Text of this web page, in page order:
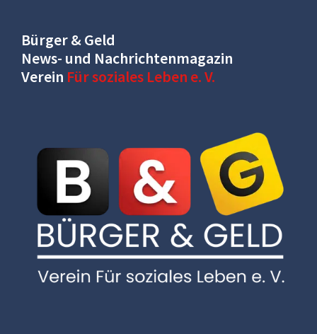
Bürger & Geld
News- und Nachrichtenmagazin
Verein Für soziales Leben e. V.